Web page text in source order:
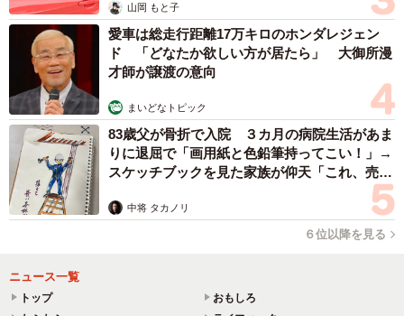
山岡 もと子
愛車は総走行距離17万キロのホンダレジェン
ド 「どなたか欲しい方が居たら」 大御所漫
才師が譲渡の意向
まいどなトピック
83歳父が骨折で入院 ３カ月の病院生活があま
りに退屈で「画用紙と色鉛筆持ってこい！」→
スケッチブックを見た家族が仰天「これ、売れ
中将 タカノリ
６位以降を見る
ニュース一覧
トップ
おもしろ